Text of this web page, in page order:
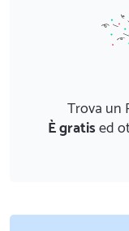
Trova un
È gratised